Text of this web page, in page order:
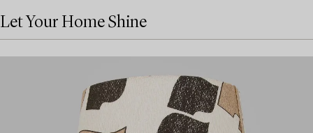
Let Your Home Shine